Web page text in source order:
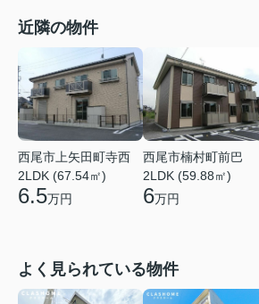
近隣の物件
西尾市上矢田町寺西
2LDK (67.54㎡)
6.5万円
西尾市楠村町前巴
2LDK (59.88㎡)
6万円
よく見られている物件